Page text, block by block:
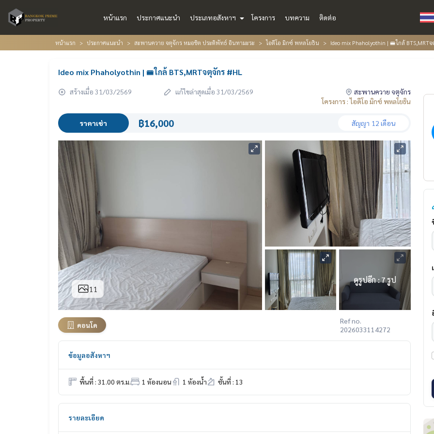
หน้าแรก ประกาศแนะนำ ประเภทอสังหาฯ โครงการ บทความ ติดต่อ
หน้าแรก ประกาศแนะนำ สะพานควาย จตุจักร หมอชิต ประดิพัทธ์ อินทามะระ ไอดีโอ มิกซ์ พหลโยธิน Ideo mix Phaholyothin | 🚝ใกล้ BTS,MRT
Ideo mix Phaholyothin | 🚝ใกล้ BTS,MRTจตุจักร #HL
สร้างเมื่อ 31/03/2569 แก้ไขล่าสุดเมื่อ 31/03/2569
สะพานควาย จตุจักร
โครงการ : ไอดีโอ มิกซ์ พหลโยธิน
ราคาเช่า ฿16,000 สัญญา 12 เดือน
11
ดูรูปอีก : 7 รูป
คอนโด
Ref no.
2026033114272
ข้อมูลอสังหาฯ
พื้นที่ : 31.00 ตร.ม. 1 ห้องนอน 1 ห้องน้ำ ชั้นที่ : 13
รายละเอียด